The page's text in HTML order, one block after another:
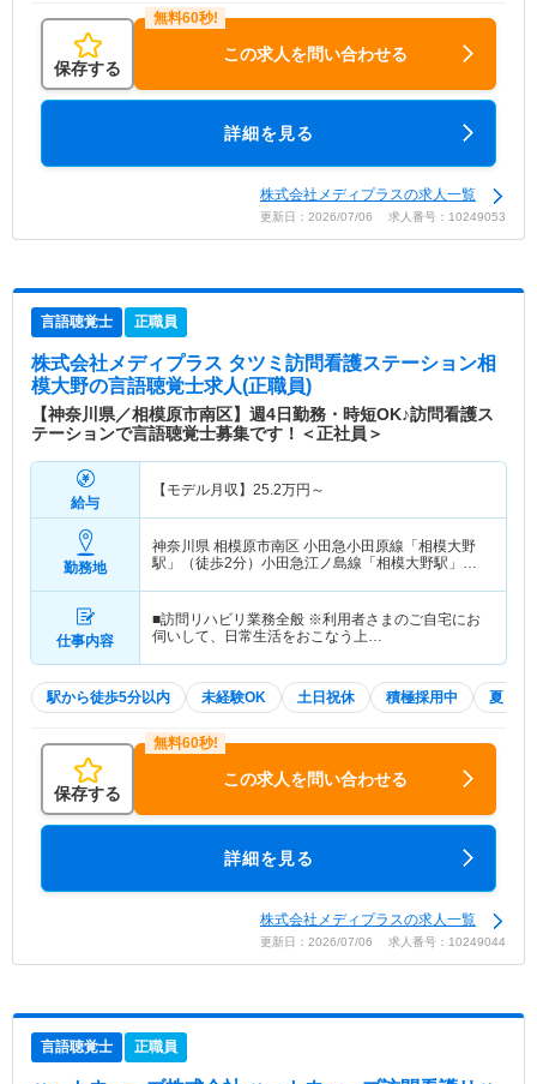
保存する
この求人を問い合わせる
詳細を見る
株式会社メディプラスの求人一覧
更新日：2026/07/06 求人番号：10249053
言語聴覚士 正職員
株式会社メディプラス タツミ訪問看護ステーション相
模大野の言語聴覚士求人(正職員)
【神奈川県／相模原市南区】週4日勤務・時短OK♪訪問看護ス
テーションで言語聴覚士募集です！＜正社員＞
給与
【モデル月収】 25.2万円～
勤務地
神奈川県 相模原市南区 小田急小田原線「相模大野
駅」（徒歩2分）小田急江ノ島線「相模大野駅」
仕事内容
■訪問リハビリ業務全般 ※利用者さまのご自宅にお
伺いして、日常生活をおこなう上…
駅から徒歩5分以内 未経験OK 土日祝休 積極採用中 夏～秋
保存する
この求人を問い合わせる
詳細を見る
株式会社メディプラスの求人一覧
更新日：2026/07/06 求人番号：10249044
言語聴覚士 正職員